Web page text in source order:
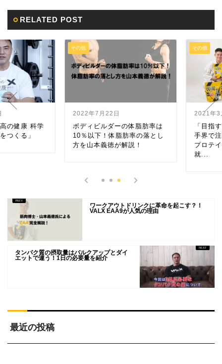
RELATED POST
健康 科学
くる」
その他
2022年7月22日
ボディビルダーの体脂肪率は
10％以下！体脂肪率の落とし
方を山本義徳が解説！
その他
2021年3月
「目指す
手界で注
プロテイ
就...
ワークアウトドリンクに革命を起こす？！
VALX EAA9が人気の理由
タンパク質の摂取量はバルクアップとダイ
エットで違う！1日の必要量を紹介
最近の投稿